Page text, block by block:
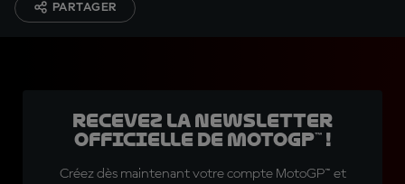
PARTAGER
Recevez la Newsletter
officielle de MotoGP™ !
Créez dès maintenant votre compte MotoGP™ et